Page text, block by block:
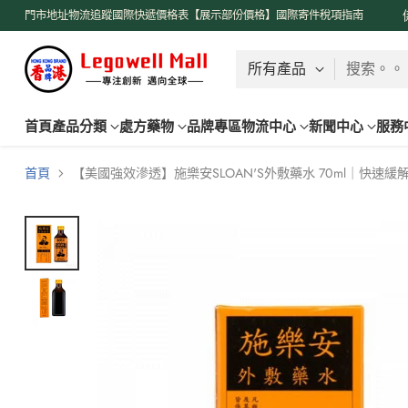
門市地址物流追蹤國際快遞價格表【展示部份價格】 國際寄件稅項指南
了解更多
搜索。
首頁產品分類 處方藥物 品牌專區物流中心 新聞中心 服務
首頁 【美國強效滲透】施樂安SLOAN'S外敷藥水 70ml｜快速